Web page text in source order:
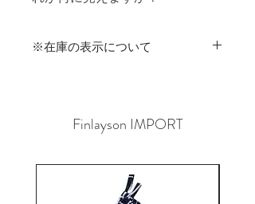
※在庫の表示について
その場合はご連絡させていただきます
Finlayson IMPORT